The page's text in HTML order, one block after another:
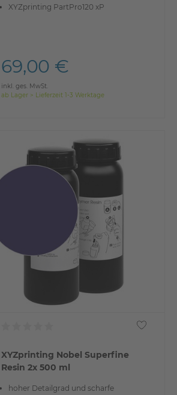
XYZprinting PartPro120 xP
69,00 €
inkl. ges. MwSt.
ab Lager > Lieferzeit 1-3 Werktage
XYZprinting Nobel Superfine
Resin 2x 500 ml
hoher Detailgrad und scharfe